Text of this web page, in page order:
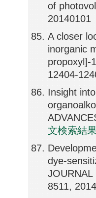
of
20140101
A closer
inorganic
propoxyl]-
12404-
Insight
文検索結
dye-
8511,